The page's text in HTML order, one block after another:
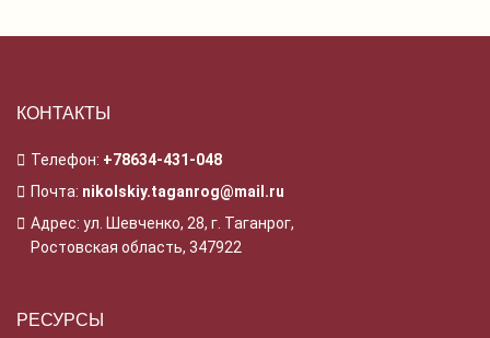
КОНТАКТЫ
Телефон: +78634-431-048
Почта: nikolskiy.taganrog@mail.ru
Адрес: ул. Шевченко, 28, г. Таганрог,
Ростовская область, 347922
РЕСУРСЫ